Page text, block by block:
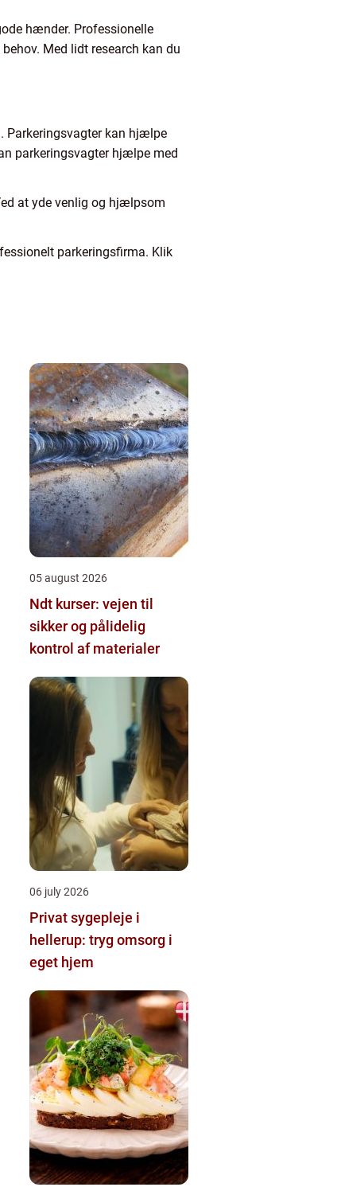
hænder. Professionelle
Med lidt research kan du
Parkeringsvagter kan hjælpe
parkeringsvagter hjælpe med
at yde venlig og hjælpsom
parkeringsfirma. Klik
05 august 2026
Ndt kurser: vejen til
sikker og pålidelig
kontrol af materialer
06 july 2026
Privat sygepleje i
hellerup: tryg omsorg i
eget hjem